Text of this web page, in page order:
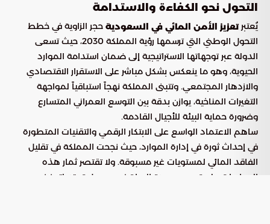
التحول نحو الكفاءة والاستدامة
يُعتبرتعزيز الأمن المائي في السعودية حجر الزاوية في خطط
التحول الوطني التي ترسمها رؤية المملكة 2030، حيث تسعى
الدولة عبر توجهاتها الاستراتيجية إلى ضمان استدامة الموارد
الحيوية، وهو ما ينعكس بشكل مباشر على الاستقرار الاقتصادي
والازدهار المجتمعي. وتتبنى المملكة نهجاً استباقياً لمواجهة
التغيرات المناخية، يوازن بدقة بين التوسع العمراني المتسارع
وضرورة حماية البيئة للأجيال القادمة.
ساهم الاعتماد الواسع على الابتكار الرقمي والتقنيات المتطورة
في إحداث ثورة في إدارة الموارد، حيث نجحت المملكة في تقليل
الفاقد المائي لمستويات غير مسبوقة. ولا تقتصر ثمار هذه
السياسات على تحسين جودة الحياة فحسب، بل تمتد لتعزيز